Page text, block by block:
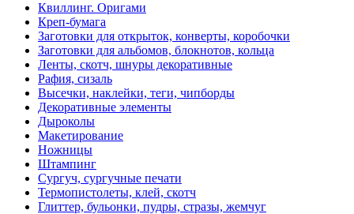
Квиллинг. Оригами
Креп-бумага
Заготовки для открыток, конверты, коробочки
Заготовки для альбомов, блокнотов, кольца
Ленты, скотч, шнуры декоративные
Рафия, сизаль
Высечки, наклейки, теги, чипборды
Декоративные элементы
Дыроколы
Макетирование
Ножницы
Штампинг
Сургуч, сургучные печати
Термопистолеты, клей, скотч
Глиттер, бульонки, пудры, стразы, жемчуг